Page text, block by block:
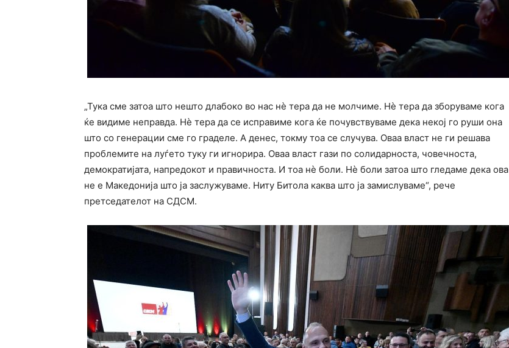
„Тука сме затоа што нешто длабоко во нас нѐ тера да не молчиме. Нѐ тера да зборуваме кога
ќе видиме неправда. Нѐ тера да се исправиме кога ќе почувствуваме дека некој го руши она
што со генерации сме го граделе. А денес, токму тоа се случува. Оваа власт не ги решава
проблемите на луѓето туку ги игнорира. Оваа власт гази по солидарноста, човечноста,
демократијата, напредокот и правичноста. И тоа нѐ боли. Нѐ боли затоа што гледаме дека ова
не е Македонија што ја заслужуваме. Ниту Битола каква што ја замислуваме“, рече
претседателот на СДСМ.